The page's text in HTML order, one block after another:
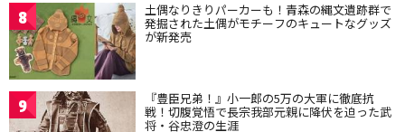
8 土偶なりきりパーカーも！青森の縄文遺跡群で
発掘された土偶がモチーフのキュートなグッズ
が新発売
9 『豊臣兄弟！』小一郎の5万の大軍に徹底抗
戦！切腹覚悟で長宗我部元親に降伏を迫った武
将・谷忠澄の生涯